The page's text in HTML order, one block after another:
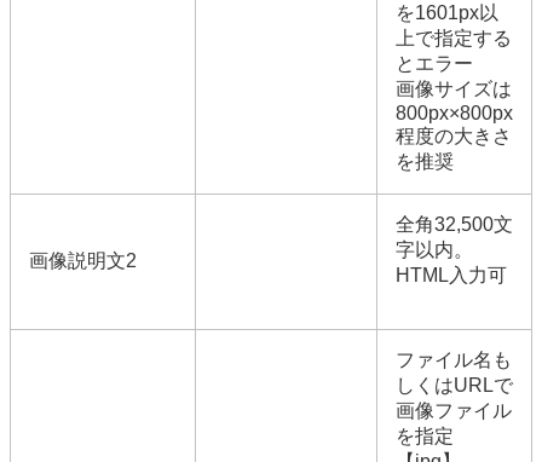
を1601px以
上で指定する
とエラー
画像サイズは
800px×800px
程度の大きさ
を推奨
画像説明文2
全角32,500文
字以内。
HTML入力可
ファイル名も
しくはURLで
画像ファイル
を指定